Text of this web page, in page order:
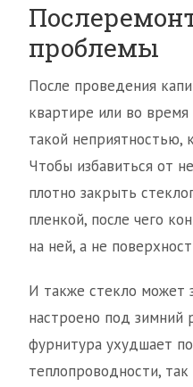
проблемы
После проведения
квартире или во
такой неприятностью,
Чтобы избавиться от
плотно закрыть
пленкой, после чего
на ней, а не
И также стекло может
настроено под зимний
фурнитура ухудшает
теплопроводности,